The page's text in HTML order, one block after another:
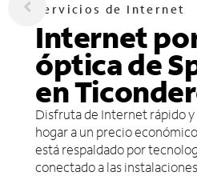
Servicios de Internet
Internet
óptica de
en
Disfruta de Internet rápido
hogar a un precio
está respaldado por
conectado a las